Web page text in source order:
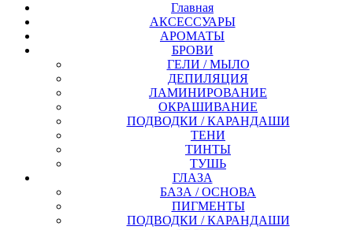
Главная
АКСЕССУАРЫ
АРОМАТЫ
БРОВИ
ГЕЛИ / МЫЛО
ДЕПИЛЯЦИЯ
ЛАМИНИРОВАНИЕ
ОКРАШИВАНИЕ
ПОДВОДКИ / КАРАНДАШИ
ТЕНИ
ТИНТЫ
ТУШЬ
ГЛАЗА
БАЗА / ОСНОВА
ПИГМЕНТЫ
ПОДВОДКИ / КАРАНДАШИ